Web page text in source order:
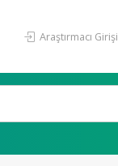
Araştırmacı Girişi